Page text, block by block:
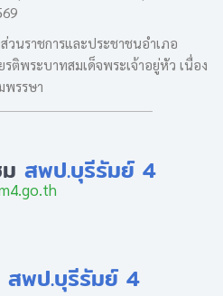
นราชการและประชาชนอำเภอ
รติพระบาทสมเด็จพระเจ้าอยู่หัว เนื่อง
พรรษา
สพป.บุรีรัมย์ 4
สพป.บุรีรัมย์ 4